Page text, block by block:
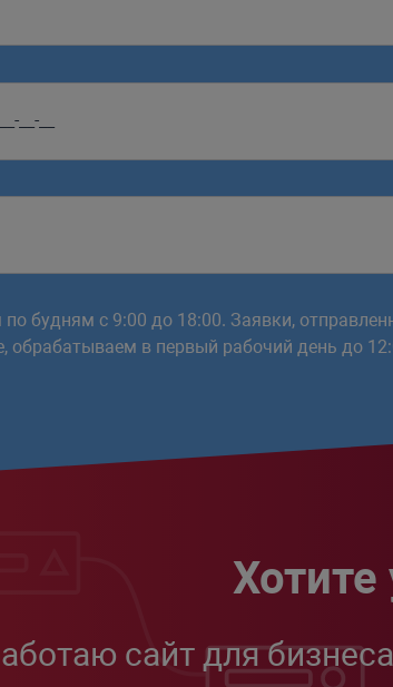
по будням с 9:00 до 18:00. Заявки,
обрабатываем в первый рабочий день до
сайт для